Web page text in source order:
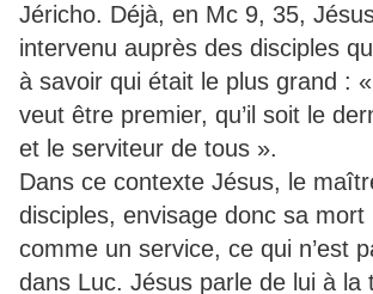
Jéricho. Déjà, en Mc 9, 35,
intervenu auprès des disciples
à savoir qui était le plus grand : «
veut être premier, qu’il soit le
et le serviteur de tous ».
Dans ce contexte Jésus, le
disciples, envisage donc sa mort
comme un service, ce qui n’est
dans Luc. Jésus parle de lui à la